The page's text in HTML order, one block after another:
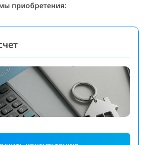
приобретения: